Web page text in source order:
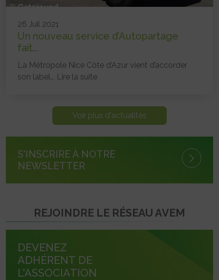
26 Juil 2021
Un nouveau service d’Autopartage
fait...
La Métropole Nice Côte d’Azur vient d’accorder
son label... Lire la suite
Voir plus d'actualités
S'INSCRIRE À NOTRE
NEWSLETTER
REJOINDRE LE RÉSEAU AVEM
DEVENEZ
ADHÉRENT DE
L'ASSOCIATION